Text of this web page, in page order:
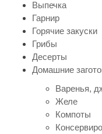
Выпечка
Гарнир
Горячие закуски
Грибы
Десерты
Домашние
Варенья,
Желе
Компоты